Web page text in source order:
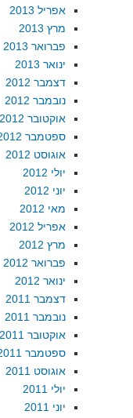
אפריל 2013
מרץ 2013
פברואר 2013
ינואר 2013
דצמבר 2012
נובמבר 2012
אוקטובר 2012
ספטמבר 2012
אוגוסט 2012
יולי 2012
יוני 2012
מאי 2012
אפריל 2012
מרץ 2012
פברואר 2012
ינואר 2012
דצמבר 2011
נובמבר 2011
אוקטובר 2011
ספטמבר 2011
אוגוסט 2011
יולי 2011
יוני 2011